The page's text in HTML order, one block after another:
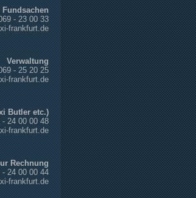
- 23 00 33
frankfurt.de
Verwaltung
- 25 20 25
frankfurt.de
Butler etc.)
- 24 00 00 48
frankfurt.de
Rechnung
24 00 00 44
frankfurt.de